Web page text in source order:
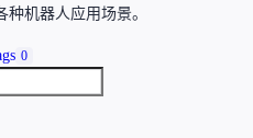
机器人应用场景。
0